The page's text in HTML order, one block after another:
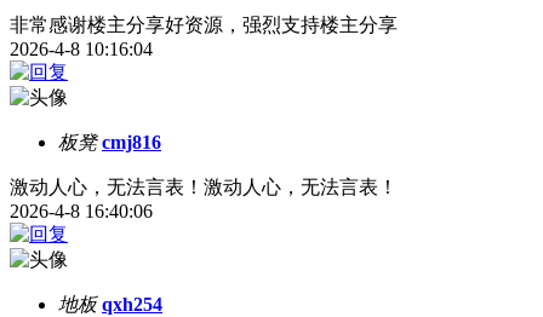
非常感谢楼主分享好资源，强烈支持楼主分享
2026-4-8 10:16:04
板凳 cmj816
激动人心，无法言表！激动人心，无法言表！
2026-4-8 16:40:06
地板 qxh254